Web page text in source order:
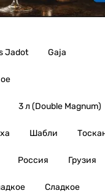
Jadot Gaja
3 л (Double Magnum)
Шабли
Россия Грузия
Сладкое